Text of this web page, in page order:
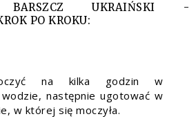
UKRAIŃSKI -
PO KROKU:
na kilka godzin w
następnie ugotować w
w której się moczyła.